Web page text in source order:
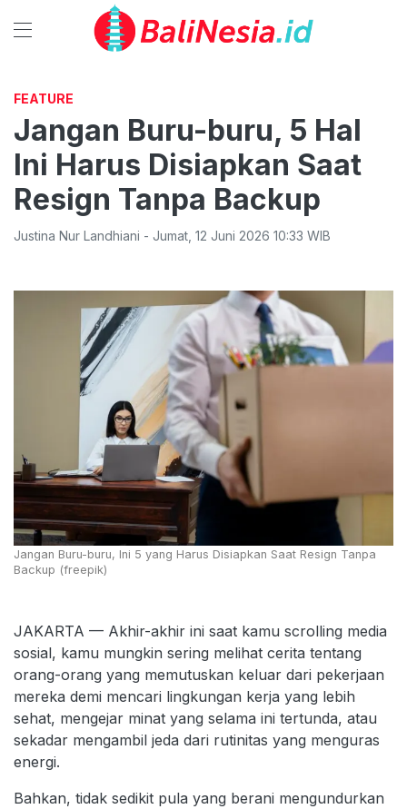
FEATURE
Jangan Buru-buru, 5 Hal
Ini Harus Disiapkan Saat
Resign Tanpa Backup
Justina Nur Landhiani - Jumat 12 Juni 2026 10:33 WIB
Jangan Buru-buru, Ini 5 yang Harus Disiapkan Saat Resign Tanpa
Backup (freepik)
JAKARTA — Akhir-akhir ini saat kamu scrolling media
sosial, kamu mungkin sering melihat cerita tentang
orang-orang yang memutuskan keluar dari pekerjaan
mereka demi mencari lingkungan kerja yang lebih
sehat, mengejar minat yang selama ini tertunda, atau
sekadar mengambil jeda dari rutinitas yang menguras
energi.
Bahkan, tidak sedikit pula yang berani mengundurkan